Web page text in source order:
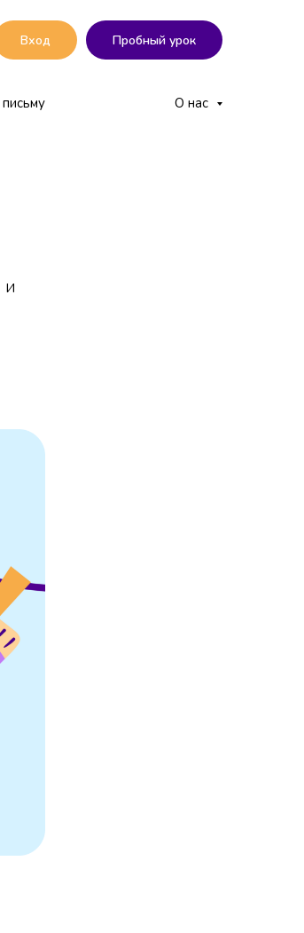
Вход Пробный урок
О нас
и